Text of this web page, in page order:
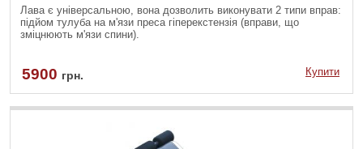
Лава є універсальною, вона дозволить виконувати 2 типи вправ:
підйом тулуба на м'язи преса гіперекстензія (вправи, що
зміцнюють м'язи спини).
5900 грн. Купити